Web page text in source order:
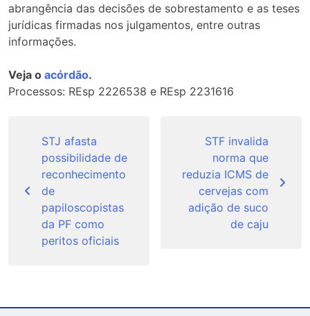
abrangência das decisões de sobrestamento e as teses
jurídicas firmadas nos julgamentos, entre outras
informações.
Veja o acórdão.
Processos: REsp 2226538 e REsp 2231616
Post
STJ afasta
possibilidade de
reconhecimento
de
papiloscopistas
da PF como
peritos oficiais
STF invalida
norma que
reduzia ICMS de
cervejas com
adição de suco
de caju